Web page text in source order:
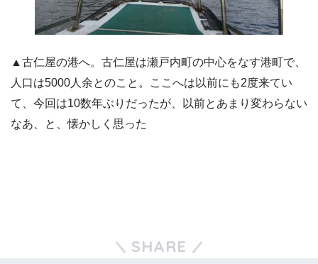
▲古仁屋の港へ。古仁屋は瀬戸内町の中心をなす港町で、
人口は5000人余とのこと。ここへは以前にも2度来てい
て、今回は10数年ぶりだったが、以前とあまり変わらない
なあ、と、懐かしく思った
SHARE